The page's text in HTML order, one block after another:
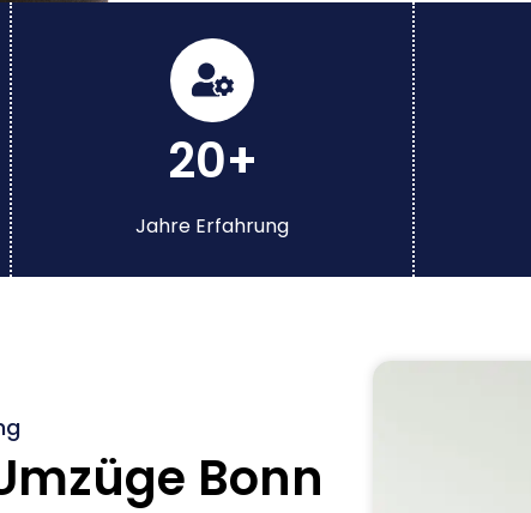
20+
Jahre Erfahrung
Bonn